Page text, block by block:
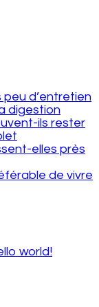
d’entretien
digestion
ils rester
elles près
de vivre
world!